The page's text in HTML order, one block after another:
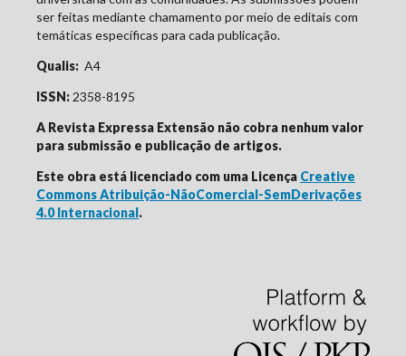
ser feitas mediante chamamento por meio de editais com
temáticas específicas para cada publicação.
Qualis: A4
ISSN: 2358-8195
A Revista Expressa Extensão não cobra nenhum valor
para submissão e publicação de artigos.
Este obra está licenciado com uma Licença Creative
Commons Atribuição-NãoComercial-SemDerivações
4.0 Internacional.